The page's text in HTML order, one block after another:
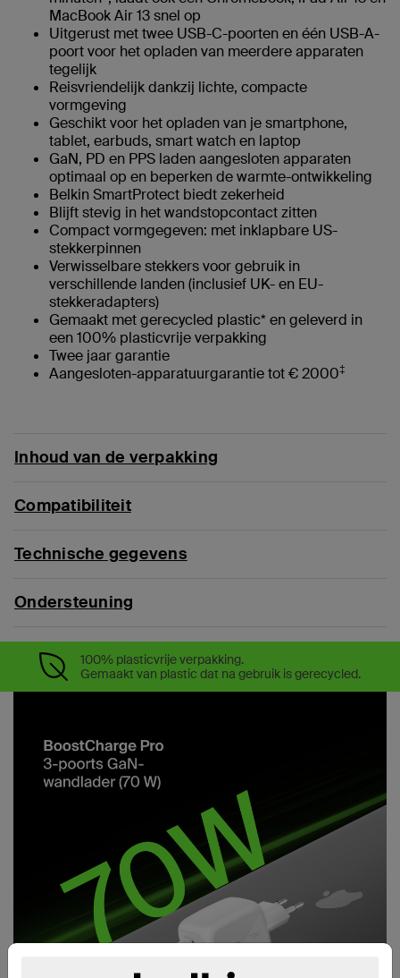
MacBook Air 13 snel op
Uitgerust met twee USB-C-poorten en één USB-A-
poort voor het opladen van meerdere apparaten
tegelijk
Reisvriendelijk dankzij lichte, compacte
vormgeving
Geschikt voor het opladen van je smartphone,
tablet, earbuds, smart watch en laptop
GaN, PD en PPS laden aangesloten apparaten
optimaal op en beperken de warmte-ontwikkeling
Belkin SmartProtect biedt zekerheid
Blijft stevig in het wandstopcontact zitten
Compact vormgegeven: met inklapbare US-
stekkerpinnen
Verwisselbare stekkers voor gebruik in
verschillende landen (inclusief UK- en EU-
stekkeradapters)
Gemaakt met gerecycled plastic* en geleverd in
een 100% plasticvrije verpakking
Twee jaar garantie
Aangesloten-apparatuurgarantie tot € 2000‡
Inhoud van de verpakking
Compatibiliteit
Technische gegevens
Ondersteuning
100% plasticvrije verpakking.
Gemaakt van plastic dat na gebruik is gerecycled.